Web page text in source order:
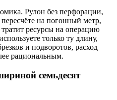
Рулон без перфорации,
на погонный метр,
ресурсы на операцию
только ту длину,
и подворотов, расход
рациональным.
семьдесят